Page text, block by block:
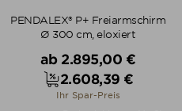
PENDALEX® P+ Freiarmschirm
Ø 300 cm, eloxiert
Verkaufspreis
ab 2.895,00 €
Preis
2.608,39 €
Ihr Spar-Preis